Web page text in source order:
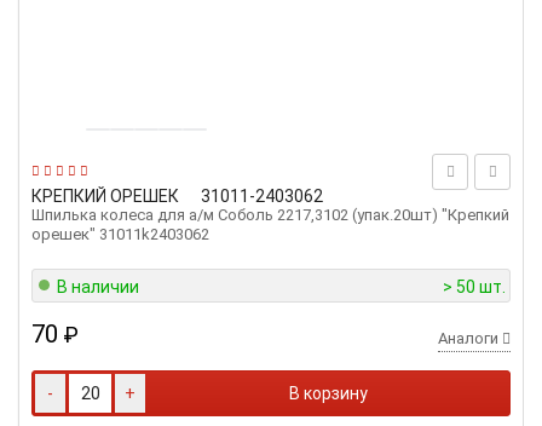
КРЕПКИЙ ОРЕШЕК 31011-2403062
Шпилька колеса для а/м Соболь 2217,3102 (упак.20шт) "Крепкий
орешек" 31011k2403062
В наличии > 50 шт.
70 ₽ Аналоги
- + В корзину